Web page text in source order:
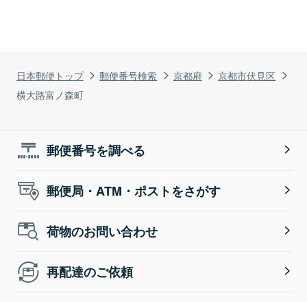
日本郵便トップ 郵便番号検索 京都府
京都市伏見区
横大路富ノ森町
郵便番号を調べる
郵便局・ATM・ポストをさがす
荷物のお問い合わせ
再配達のご依頼